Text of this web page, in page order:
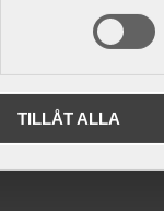
TILLÅT ALLA